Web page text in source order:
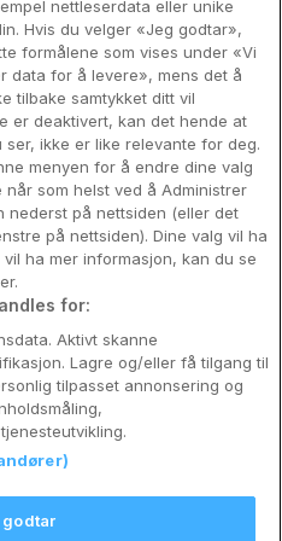
Norden
HotellKupp
avbrekk
i var
nettleserdata eller unike
Hvis du velger «Jeg godtar»,
formålene som vises under «Vi
data for å levere», mens det å
tilbake samtykket ditt vil
er deaktivert, kan det hende at
ikke er like relevante for deg.
menyen for å endre dine valg
som helst ved å Administrer
nederst på nettsiden (eller det
på nettsiden). Dine valg vil ha
ha mer informasjon, kan du se
for:
Aktivt skanne
Lagre og/eller få tilgang til
tilpasset annonsering og
godtar